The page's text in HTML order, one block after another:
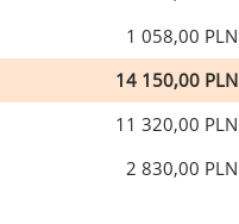
1 058,00 PLN
14 150,00 PLN
11 320,00 PLN
2 830,00 PLN